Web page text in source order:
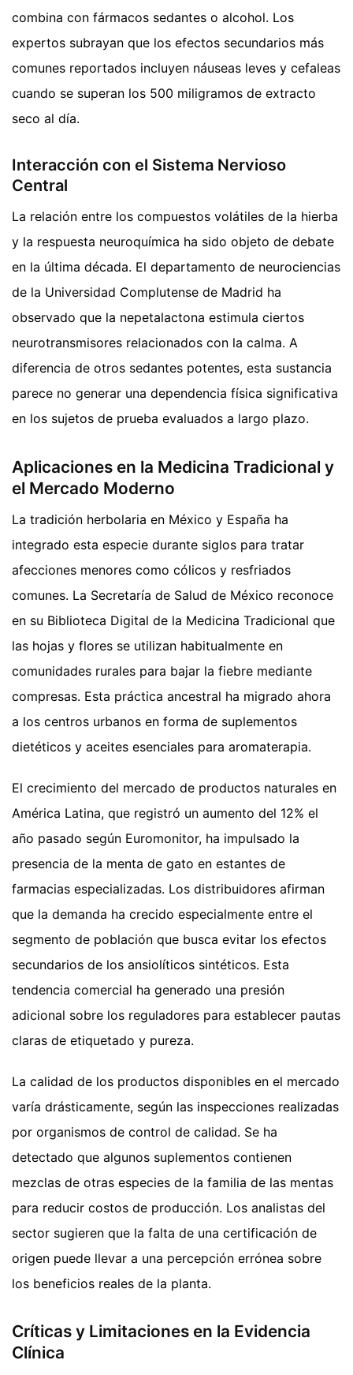
combina con fármacos sedantes o alcohol. Los
expertos subrayan que los efectos secundarios más
comunes reportados incluyen náuseas leves y cefaleas
cuando se superan los 500 miligramos de extracto
seco al día.
Interacción con el Sistema Nervioso
Central
La relación entre los compuestos volátiles de la hierba
y la respuesta neuroquímica ha sido objeto de debate
en la última década. El departamento de neurociencias
de la Universidad Complutense de Madrid ha
observado que la nepetalactona estimula ciertos
neurotransmisores relacionados con la calma. A
diferencia de otros sedantes potentes, esta sustancia
parece no generar una dependencia física significativa
en los sujetos de prueba evaluados a largo plazo.
Aplicaciones en la Medicina Tradicional y
el Mercado Moderno
La tradición herbolaria en México y España ha
integrado esta especie durante siglos para tratar
afecciones menores como cólicos y resfriados
comunes. La Secretaría de Salud de México reconoce
en su Biblioteca Digital de la Medicina Tradicional que
las hojas y flores se utilizan habitualmente en
comunidades rurales para bajar la fiebre mediante
compresas. Esta práctica ancestral ha migrado ahora
a los centros urbanos en forma de suplementos
dietéticos y aceites esenciales para aromaterapia.
El crecimiento del mercado de productos naturales en
América Latina, que registró un aumento del 12% el
año pasado según Euromonitor, ha impulsado la
presencia de la menta de gato en estantes de
farmacias especializadas. Los distribuidores afirman
que la demanda ha crecido especialmente entre el
segmento de población que busca evitar los efectos
secundarios de los ansiolíticos sintéticos. Esta
tendencia comercial ha generado una presión
adicional sobre los reguladores para establecer pautas
claras de etiquetado y pureza.
La calidad de los productos disponibles en el mercado
varía drásticamente, según las inspecciones realizadas
por organismos de control de calidad. Se ha
detectado que algunos suplementos contienen
mezclas de otras especies de la familia de las mentas
para reducir costos de producción. Los analistas del
sector sugieren que la falta de una certificación de
origen puede llevar a una percepción errónea sobre
los beneficios reales de la planta.
Críticas y Limitaciones en la Evidencia
Clínica